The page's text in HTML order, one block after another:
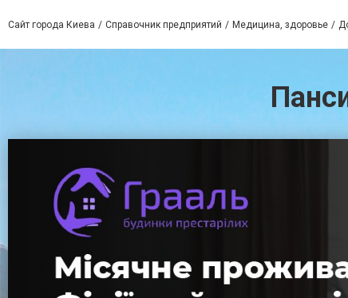
Сайт города Киева Справочник предприятий Медицина, здоровье